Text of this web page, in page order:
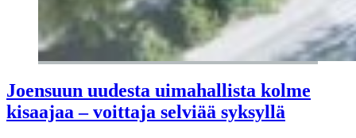
Joensuun uudesta uimahallista kolme
kisaajaa – voittaja selviää syksyllä